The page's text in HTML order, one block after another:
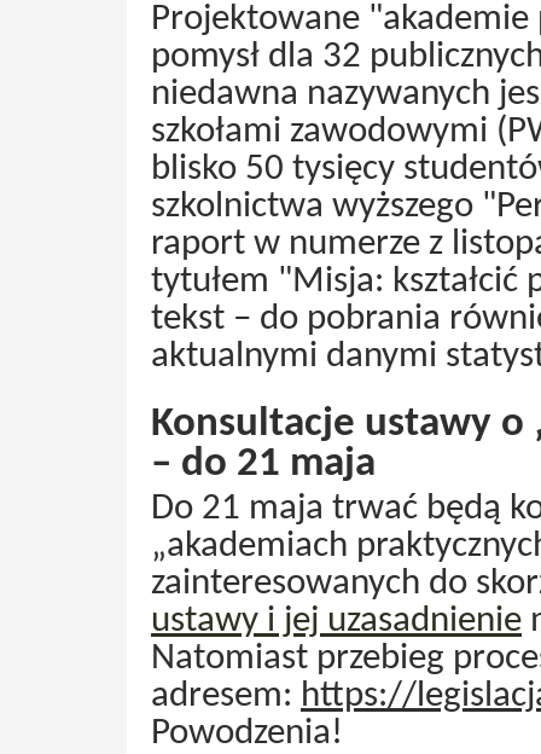
Projektowane
pomysł dla 32
niedawna nazywanych
szkołami zawodowymi
blisko 50 tysięcy
szkolnictwa wyższego
raport w numerze z
tytułem "Misja:
tekst – do pobrania
aktualnymi danymi
Konsultacje ustawy o
– do 21 maja
Do 21 maja trwać będą
„akademiach
zainteresowanych do
ustawy i jej uzasadnienie
Natomiast przebieg
adresem: https://
Powodzenia!